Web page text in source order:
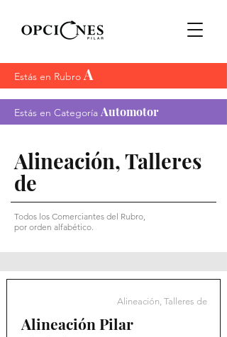
Alineación, Talleres
de
Todos los Comerciantes del Rubro,
por orden alfabético.
Estás en Rubro A
Estás en Categoría Automotor
Alineación, Talleres de
Alineación Pilar